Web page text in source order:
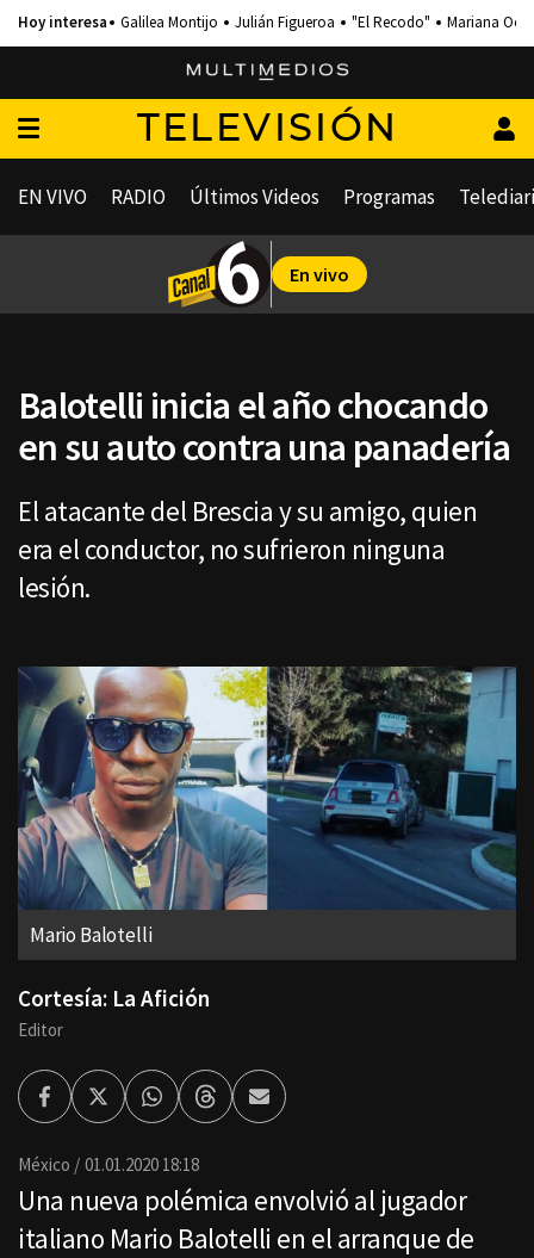
Galilea Montijo Julián Figueroa "El Recodo" Mariana
TELEVISIÓN
EN VIVO RADIO Últimos Videos Programas
En vivo
Balotelli inicia el año chocando
en su auto contra una panadería
El atacante del Brescia y su amigo, quien
era el conductor, no sufrieron ninguna
lesión.
Mario Balotelli
Cortesía: La Afición
Editor
FacebookTwitterWhatsappThreadsEnviar
por
México 01.01.2020 18:18
Una nueva polémica envolvió al jugador
italiano Mario Balotelli en el arranque de